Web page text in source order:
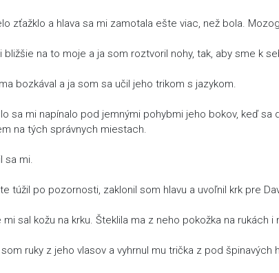
zťažklo a hlava sa mi zamotala ešte viac, než bola.
bližšie na to moje a ja som roztvoril nohy, tak, aby sme k
bozkával a ja som sa učil jeho trikom s jazykom.
sa mi napínalo pod jemnými pohybmi jeho bokov, keď
na tých správnych miestach.
sa mi.
túžil po pozornosti, zaklonil som hlavu a uvoľnil krk pre
mi sal kožu na krku. Šteklila ma z neho pokožka na rukách i
ruky z jeho vlasov a vyhrnul mu trička z pod špinavých